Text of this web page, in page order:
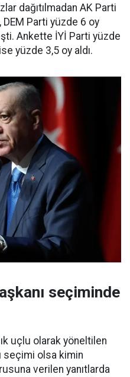
dağıtılmadan AK Parti
Parti yüzde 6 oy
Ankette İYİ Parti yüzde
yüzde 3,5 oy aldı.
seçiminde
uçlu olarak yöneltilen
seçimi olsa kimin
verilen yanıtlarda